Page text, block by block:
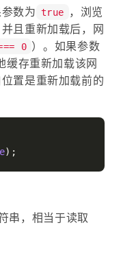
数为 true
，浏览
且重新加载后，网
0 ）。如果参数
缓存重新加载该网
置是重新加载前的
串，相当于读取